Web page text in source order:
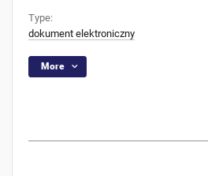
Type:
dokument elektroniczny
More